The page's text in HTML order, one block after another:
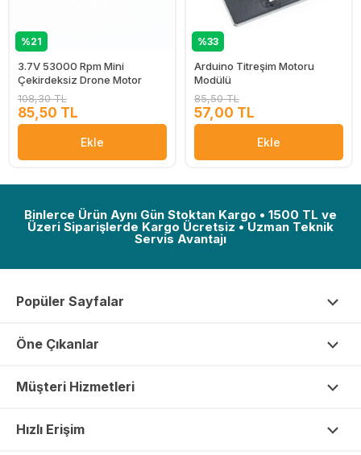
%21
3.7V 53000 Rpm Mini
Çekirdeksiz Drone Motor
108,30 TL
85,50 TL
Ekle
%33
Arduino Titreşim Motoru
Modülü
85,50 TL
57,00 TL
Ekle
Binlerce Ürün Aynı Gün Stoktan Kargo • 1500 TL ve
Üzeri Siparişlerde Kargo Ücretsiz • Uzman Teknik
Servis Avantajı
Popüler Sayfalar
Öne Çıkanlar
Müşteri Hizmetleri
Hızlı Erişim